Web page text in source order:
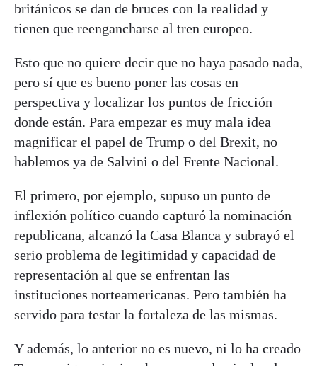
británicos se dan de bruces con la realidad y
tienen que reengancharse al tren europeo.
Esto que no quiere decir que no haya pasado nada,
pero sí que es bueno poner las cosas en
perspectiva y localizar los puntos de fricción
donde están. Para empezar es muy mala idea
magnificar el papel de Trump o del Brexit, no
hablemos ya de Salvini o del Frente Nacional.
El primero, por ejemplo, supuso un punto de
inflexión político cuando capturó la nominación
republicana, alcanzó la Casa Blanca y subrayó el
serio problema de legitimidad y capacidad de
representación al que se enfrentan las
instituciones norteamericanas. Pero también ha
servido para testar la fortaleza de las mismas.
Y además, lo anterior no es nuevo, ni lo ha creado